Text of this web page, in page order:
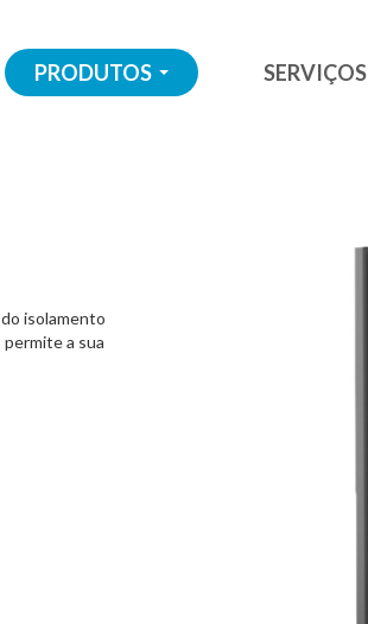
PRODUTOS SERVIÇOS
isolamento
a sua